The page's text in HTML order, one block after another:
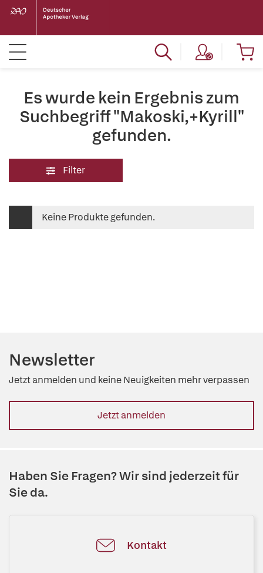
Es wurde kein Ergebnis zum
Suchbegriff "Makoski,+Kyrill"
gefunden.
Filter
Keine Produkte gefunden.
Newsletter
Jetzt anmelden und keine Neuigkeiten mehr verpassen
Jetzt anmelden
Haben Sie Fragen? Wir sind jederzeit für
Sie da.
Kontakt